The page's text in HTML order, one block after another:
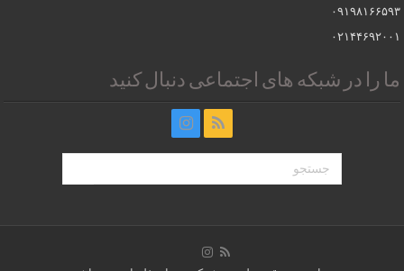
۰۹۱۹۸۱۶۶۵۹۳
۰۲۱۴۴۶۹۲۰۰۱
ما را در شبکه های اجتماعی دنبال کنید